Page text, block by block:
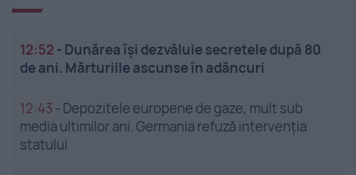
12:52 - Dunărea își dezvăluie secretele după 80
de ani. Mărturiile ascunse în adâncuri
12:43 - Depozitele europene de gaze, mult sub
media ultimilor ani. Germania refuză intervenția
statului